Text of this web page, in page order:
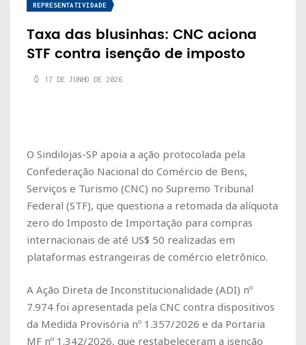
REPRESENTATIVIDADE
Taxa das blusinhas: CNC aciona
STF contra isenção de imposto
17 DE JUNHO DE 2026
O Sindilojas-SP apoia a ação protocolada pela
Confederação Nacional do Comércio de Bens,
Serviços e Turismo (CNC) no Supremo Tribunal
Federal (STF), que questiona a retomada da alíquota
zero do Imposto de Importação para compras
internacionais de até US$ 50 realizadas em
plataformas estrangeiras de comércio eletrônico.
A Ação Direta de Inconstitucionalidade (ADI) nº
7.974 foi apresentada pela CNC contra dispositivos
da Medida Provisória nº 1.357/2026 e da Portaria
MF nº 1.342/2026, que restabeleceram a isenção